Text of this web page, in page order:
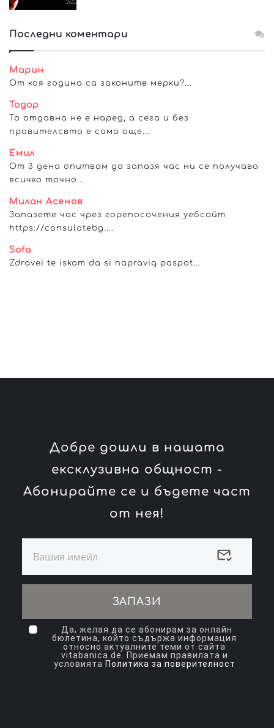
Последни коментари
Марин
От коя година са законите мерки?...
Тодор
То отдавна не е наред, а сега и без
правителсвто е само още...
Емил
От 3 дена опитвам да запазя час ни се получава
всичко точно...
Милан Асенов
Запазете час чрез горепосочения уебсайт
https://consulatebg....
Sofa
Zdravei te iskam da si napraviq paspot...
Добре дошли в нашата
ексклузивна общност -
Абонирайте се и бъдете част
от нея!
ЗАПАЗИ
Да, желая да се абонирам за онлайн
бюлетина, който съдържа информация
относно актуалните теми от сайта
vitabanica.de. Приемам правилата и
условията Политика за поверителност